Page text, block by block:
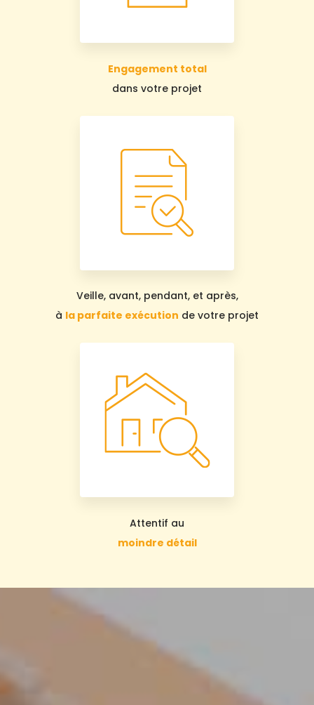
Engagement total
dans votre projet
Veille, avant, pendant, et après,
à la parfaite exécution de votre projet
Attentif au
moindre détail